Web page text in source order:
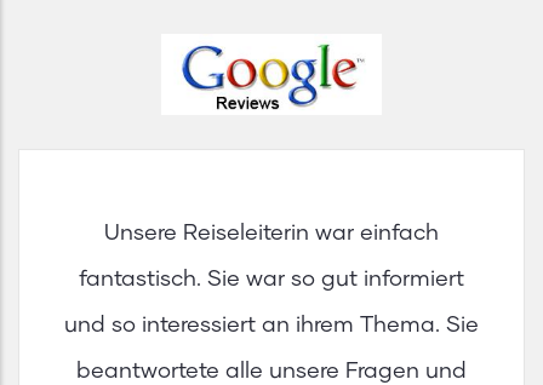
Unsere Reiseleiterin war einfach
fantastisch. Sie war so gut informiert
und so interessiert an ihrem Thema. Sie
beantwortete alle unsere Fragen und